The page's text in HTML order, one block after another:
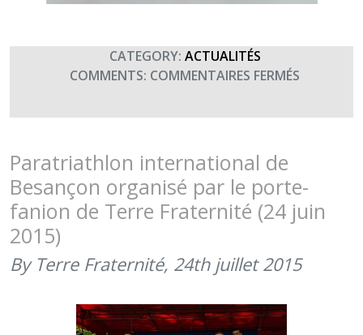
CATEGORY: ACTUALITÉS
COMMENTS: COMMENTAIRES FERMÉS
TERRE
AOÛT
Paratriathlon international de
Besançon organisé par le porte-
fanion de Terre Fraternité (24 juin
2015)
By Terre Fraternité, 24th juillet 2015